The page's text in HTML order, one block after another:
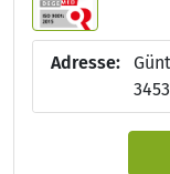
Adresse: